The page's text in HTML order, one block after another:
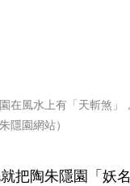
在風水上有「天斬煞」
隱園網站）
把陶朱隱園「妖